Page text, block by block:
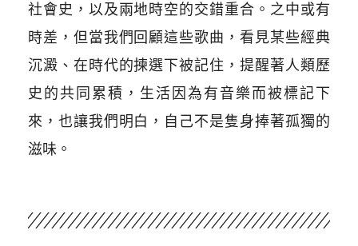
社會史，以及兩地時空的交錯重合。之中或有
時差，但當我們回顧這些歌曲，看見某些經典
沉澱、在時代的揀選下被記住，提醒著人類歷
史的共同累積，生活因為有音樂而被標記下
來，也讓我們明白，自己不是隻身捧著孤獨的
滋味。